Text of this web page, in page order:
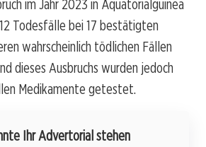
im Jahr 2023 in Äquatorialguinea
Todesfälle bei 17 bestätigten
wahrscheinlich tödlichen Fällen
dieses Ausbruchs wurden jedoch
Medikamente getestet.
Ihr Advertorial stehen